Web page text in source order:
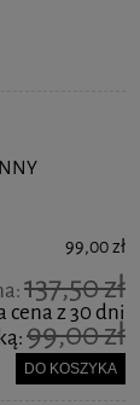
99,00 zł
137,50 zł
cena z 30 dni
99,00 zł
DO KOSZYKA